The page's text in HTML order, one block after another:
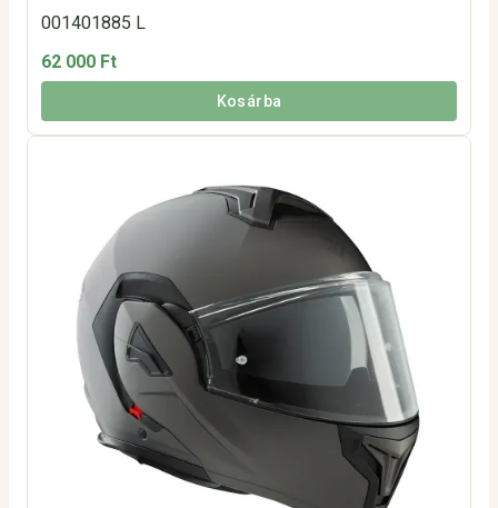
001401885 L
62 000 Ft
Kosárba